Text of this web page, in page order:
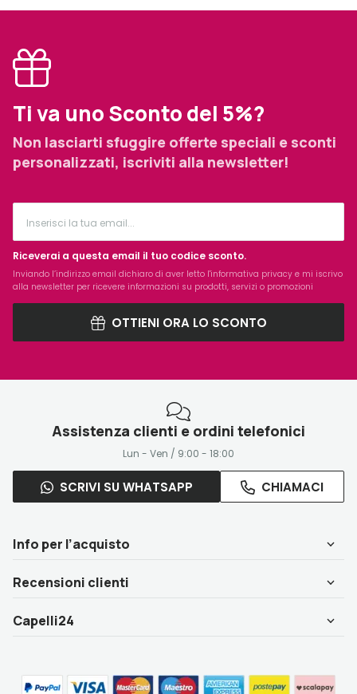
Ti va uno Sconto del 5%?
Non lasciarti sfuggire offerte speciali e sconti
personalizzati, iscriviti alla newsletter!
OTTIENI ORA LO SCONTO
Riceverai a questa email il tuo codice sconto.
Inviando l’indirizzo email dichiaro di aver letto l'informativa privacy e mi iscrivo
alla newsletter per ricevere informazioni su prodotti, servizi o promozioni
Assistenza clienti e ordini telefonici
Lun - Ven / 9:00 - 18:00
SCRIVI SU WHATSAPP CHIAMACI
Info per l’acquisto
Recensioni clienti
Capelli24